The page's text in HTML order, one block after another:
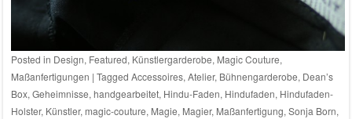
Posted in Design, Featured, Künstlergarderobe, Magic Couture,
Maßanfertigungen | Tagged Accessoires, Atelier, Bühnengarderobe, Dean’s
Box, Geheimnisse, handgearbeitet, Hindu-Faden, Hindufaden, Hindufaden-
Holster, Künstler, magic-couture, Magie, Magier, Maßanfertigung, Sonja Born,